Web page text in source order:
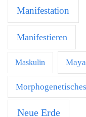
Manifestation
Manifestieren
Maskulin Maya
Neue Erde